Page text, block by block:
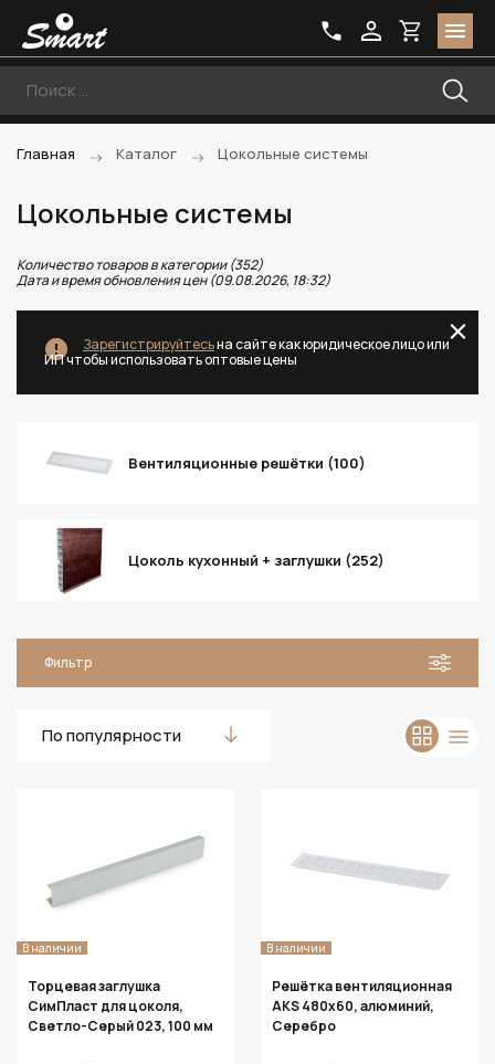
Главная Каталог Цокольные системы
Цокольные системы
Количество товаров в категории (352)
Дата и время обновления цен (09.08.2026, 18:32)
Зарегистрируйтесьна сайте как юридическое лицо или
ИП чтобы использовать оптовые цены
Вентиляционные решётки (100)
Цоколь кухонный + заглушки (252)
Фильтр
По популярности
В наличии
Торцевая заглушка
СимПласт для цоколя,
Светло-Серый 023, 100 мм
В наличии
Решётка вентиляционная
AKS 480x60, алюминий,
Серебро